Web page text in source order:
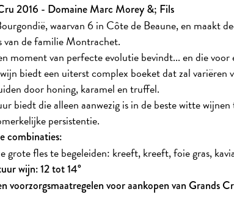
2016 - Domaine Marc Morey &; Fils
waarvan 6 in Côte de Beaune, en maakt
de familie Montrachet.
moment van perfecte evolutie bevindt... en die voor
biedt een uiterst complex boeket dat zal variëren
door honing, karamel en truffel.
biedt die alleen aanwezig is in de beste witte
persistentie.
combinaties:
fles te begeleiden: kreeft, kreeft, foie gras,
wijn: 12 tot 14°
voor aankopen van Grands